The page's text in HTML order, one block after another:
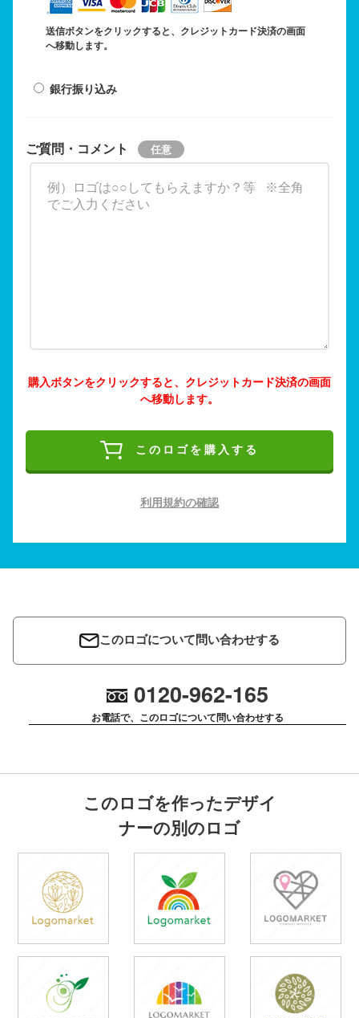
送信ボタンをクリックすると、クレジットカード決済の画面
へ移動します。
銀行振り込み
ご質問・コメント
購入ボタンをクリックすると、クレジットカード決済の画面
へ移動します。
このロゴを購入する
利用規約の確認
このロゴについて問い合わせする
0120-962-165
お電話で、このロゴについて問い合わせする
このロゴを作ったデザイ
ナーの別のロゴ